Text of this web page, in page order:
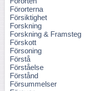
Förorterna
Försiktighet
Forskning
Forskning & Framsteg
Förskott
Försoning
Förstå
Förståelse
Förstånd
Försummelser